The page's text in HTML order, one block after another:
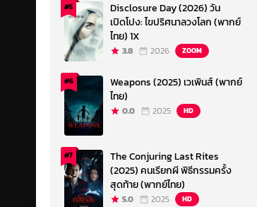
#5
Disclosure Day (2026) วัน
เปิดโปง: ไขปริศนาลวงโลก (พากย์
ไทย) 1X
3.8 2026 ZOOM
#6
Weapons (2025) เวเพินส์ (พากย์
ไทย)
0.0 2025 HD
#7
The Conjuring Last Rites
(2025) คนเรียกผี พิธีกรรมครั้ง
สุดท้าย (พากย์ไทย)
5.0 2025 HD